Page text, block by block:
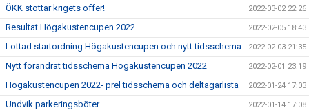
ÖKK stöttar krigets offer! 2022-03-02 22:26
Resultat Högakustencupen 2022 2022-02-05 18:43
Lottad startordning Högakustencupen och nytt tidsschema 2022-02-03 21:35
Nytt förändrat tidsschema Högakustencupen 2022 2022-02-01 23:19
Högakustencupen 2022- prel tidsschema och deltagarlista 2022-01-24 17:03
Undvik parkeringsböter 2022-01-14 17:08